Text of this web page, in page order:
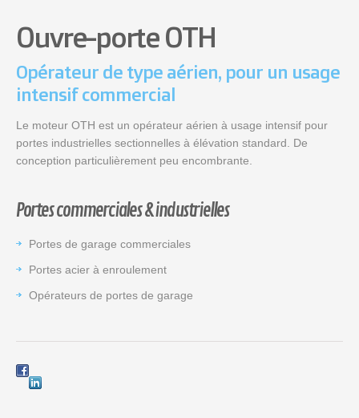
Ouvre-porte OTH
Opérateur de type aérien, pour un usage
intensif commercial
Le moteur OTH est un opérateur aérien à usage intensif pour
portes industrielles sectionnelles à élévation standard. De
conception particulièrement peu encombrante.
Portes commerciales & industrielles
Portes de garage commerciales
Portes acier à enroulement
Opérateurs de portes de garage